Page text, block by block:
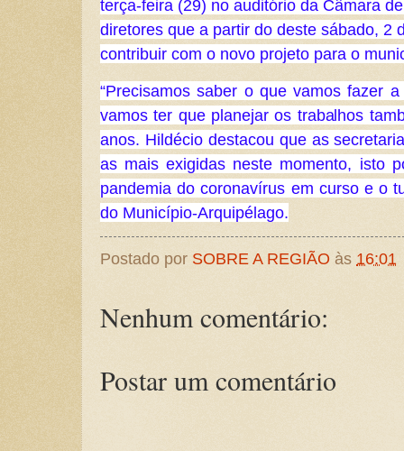
terça-feira (29) no auditório da Câmara
diretores que a partir do deste sábado, 2
contribuir com o novo projeto para o
“Precisamos saber o que vamos fazer
vamos ter que planejar os trabalhos
anos. Hildécio destacou que as
as mais exigidas neste momento, isto
pandemia do coronavírus em curso e o
do Município-Arquipélago.
Postado por SOBRE A REGIÃO às 16:01
Nenhum comentário:
Postar um comentário